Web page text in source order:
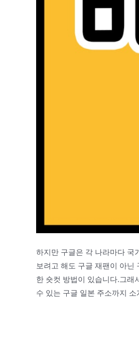
하지만 구글은 각 나라마다 국
보려고 해도 구글 재팬이 아닌
한 숏컷 방법이 있습니다.그래
수 있는 구글 일본 주소까지 소